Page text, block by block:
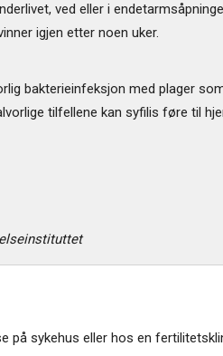
ved eller i
igjen etter noen uker.
bakterieinfeksjon med plager
tilfellene kan syfilis føre til
på sykehus eller hos en